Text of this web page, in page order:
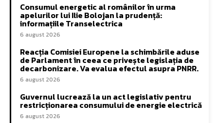
Consumul energetic al românilor în urma
apelurilor lui Ilie Bolojan la prudență:
informațiile Transelectrica
6 august 2026
Reacția Comisiei Europene la schimbările aduse
de Parlament în ceea ce privește legislația de
decarbonizare. Va evalua efectul asupra PNRR.
6 august 2026
Guvernul lucrează la un act legislativ pentru
restricționarea consumului de energie electrică
6 august 2026